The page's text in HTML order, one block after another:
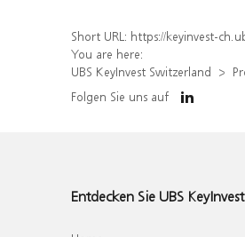
Short URL: https://keyinvest-ch.ubs.com/produkt/
You are here:
UBS KeyInvest Switzerland
Folgen Sie uns auf
Entdecken Sie UBS KeyInvest